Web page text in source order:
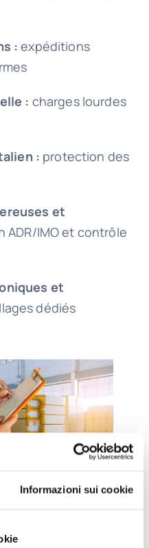
Informazioni sui cookie
: expéditions
: charges lourdes
: protection des
et
ADR/IMO et contrôle
et
dédiés